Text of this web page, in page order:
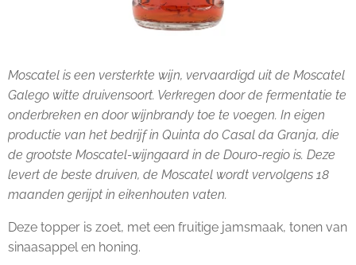
Moscatel is een versterkte wijn, vervaardigd uit de Moscatel
Galego witte druivensoort. Verkregen door de fermentatie te
onderbreken en door wijnbrandy toe te voegen. In eigen
productie van het bedrijf in Quinta do Casal da Granja, die
de grootste Moscatel-wijngaard in de Douro-regio is. Deze
levert de beste druiven, de Moscatel wordt vervolgens 18
maanden gerijpt in eikenhouten vaten.
Deze topper is zoet, met een fruitige jamsmaak, tonen van
sinaasappel en honing.